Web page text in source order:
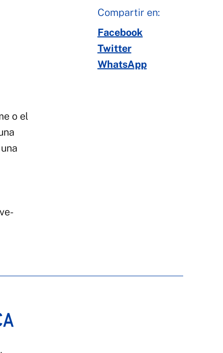
o el
Compartir en:
Facebook
Twitter
WhatsApp